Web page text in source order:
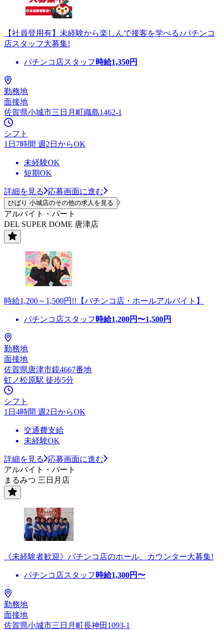
【社員登用有】未経験から楽しんで接客を学べる♪パチンコ
店スタッフ大募集!
パチンコ店スタッフ 時給1,350円
勤務地
面接地
佐賀県小城市三日月町織島1462-1
シフト
1日7時間 週2日からOK
未経験OK
短期OK
詳細を見る 応募画面に進む
ひばり 小城店のその他の求人を見る
アルバイト・パート
DEL SUPER DOME 唐津店
時給1,200～1,500円!!【パチンコ店・ホールアルバイト】
パチンコ店スタッフ 時給1,200円〜1,500円
勤務地
面接地
佐賀県唐津市鏡4667番地
虹ノ松原駅 徒歩5分
シフト
1日4時間 週2日からOK
交通費支給
未経験OK
詳細を見る
応募画面に進む
アルバイト・パート
まるみつ 三日月店
《未経験者歓迎》パチンコ店のホール、カウンター大募集!
パチンコ店スタッフ 時給1,300円〜
勤務地
面接地
佐賀県小城市三日月町長神田1093-1